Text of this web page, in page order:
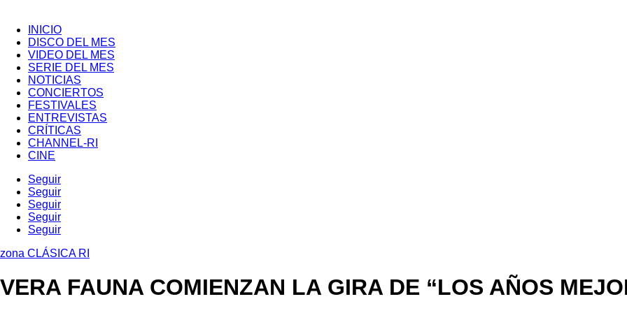
INICIO
DISCO DEL MES
VIDEO DEL MES
SERIE DEL MES
NOTICIAS
CONCIERTOS
FESTIVALES
ENTREVISTAS
CRÍTICAS
CHANNEL-RI
CINE
Seguir
Seguir
Seguir
Seguir
Seguir
zona CLÁSICA RI
VERA FAUNA COMIENZAN LA GIRA DE “LOS AÑOS